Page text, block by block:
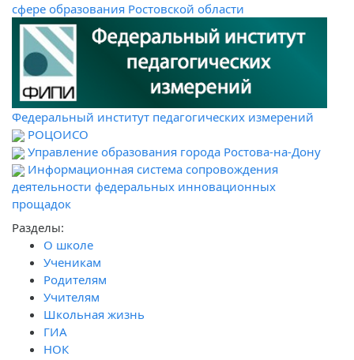
сфере образования Ростовской области
Федеральный институт педагогических измерений
РОЦОИСО
Управление образования города Ростова-на-Дону
Информационная система сопровождения
деятельности федеральных инновационных
прощадок
Разделы:
О школе
Ученикам
Родителям
Учителям
Школьная жизнь
ГИА
НОК